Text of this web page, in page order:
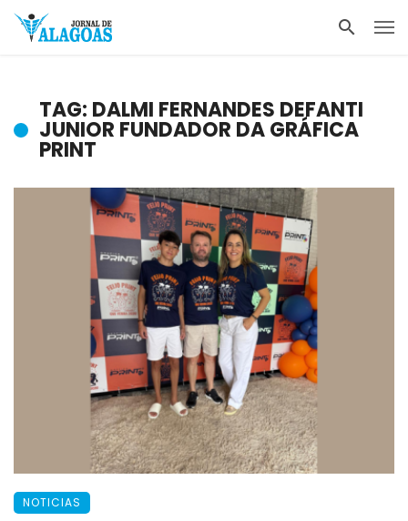
TAG: DALMI FERNANDES DEFANTI
JUNIOR FUNDADOR DA GRÁFICA
PRINT
NOTICIAS